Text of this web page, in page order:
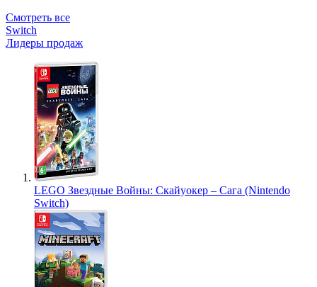
Смотреть все
Switch
Лидеры продаж
LEGO Звездные Войны: Скайуокер – Сага (Nintendo
Switch)